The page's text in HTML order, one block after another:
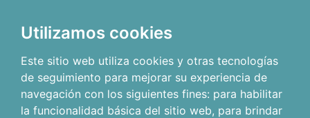
Utilizamos cookies
Este sitio web utiliza cookies y otras tecnologías
de seguimiento para mejorar su experiencia de
navegación con los siguientes fines: para habilitar
la funcionalidad básica del sitio web, para brindar